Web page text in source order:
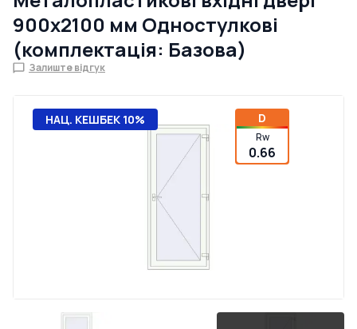
900x2100 мм Одностулкові
(комплектація: Базова)
Залиште відгук
НАЦ. КЕШБЕК 10% D
Rw
0.66